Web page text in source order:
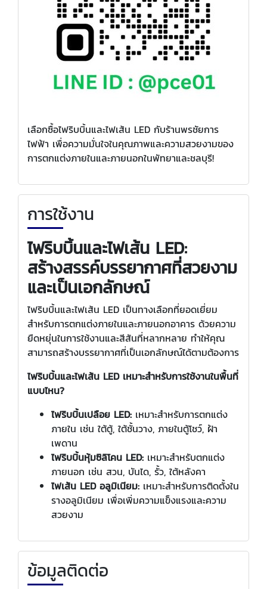
เลือกซื้อไฟริบบิ้นและไฟเส้น LED กับร้านพรชัยการ
ไฟฟ้า เพื่อความมั่นใจในคุณภาพและความสวยงามของ
การตกแต่งภายในและภายนอกในพัทยาและชลบุรี!
การใช้งาน
ไฟริบบิ้นและไฟเส้น LED:
สร้างสรรค์บรรยากาศที่สวยงาม
และเป็นเอกลักษณ์
ไฟริบบิ้นและไฟเส้น LED เป็นทางเลือกที่ยอดเยี่ยม
สำหรับการตกแต่งภายในและภายนอกอาคาร ด้วยความ
ยืดหยุ่นในการใช้งานและสีสันที่หลากหลาย ทำให้คุณ
สามารถสร้างบรรยากาศที่เป็นเอกลักษณ์ได้ตามต้องการ
ไฟริบบิ้นและไฟเส้น LED เหมาะสำหรับการใช้งานในพื้นที่
แบบไหน?
ไฟริบบิ้นเปลือย LED: เหมาะสำหรับการตกแต่ง
ภายใน เช่น ใต้ตู้, ใต้ชั้นวาง, ภายในตู้โชว์, ฝ้า
เพดาน
ไฟริบบิ้นหุ้มซิลิโคน LED: เหมาะสำหรับตกแต่ง
ภายนอก เช่น สวน, บันได, รั้ว, ใต้หลังคา
ไฟเส้น LED อลูมิเนียม: เหมาะสำหรับการติดตั้งใน
รางอลูมิเนียม เพื่อเพิ่มความแข็งแรงและความ
สวยงาม
ข้อมูลติดต่อ